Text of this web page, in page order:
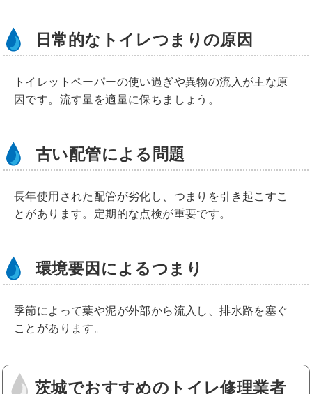
日常的なトイレつまりの原因
トイレットペーパーの使い過ぎや異物の流入が主な原
因です。流す量を適量に保ちましょう。
古い配管による問題
長年使用された配管が劣化し、つまりを引き起こすこ
とがあります。定期的な点検が重要です。
環境要因によるつまり
季節によって葉や泥が外部から流入し、排水路を塞ぐ
ことがあります。
茨城でおすすめのトイレ修理業者